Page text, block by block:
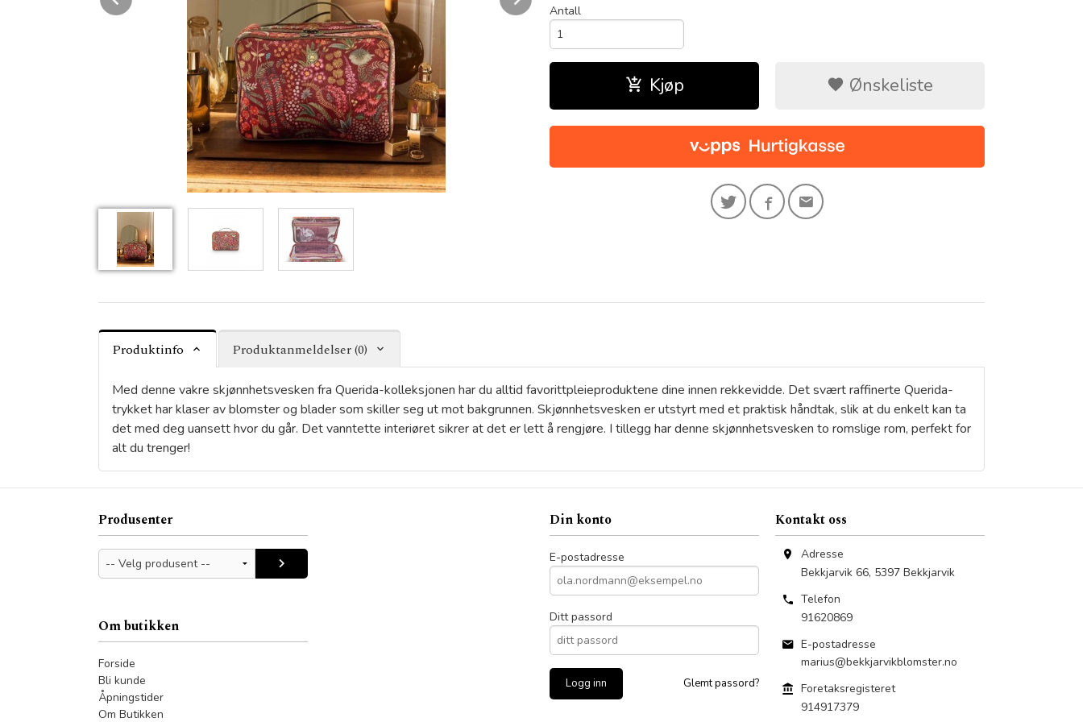
Antall
Kjøp Ønskeliste
Produktinfo Produktanmeldelser (0)
Med denne vakre skjønnhetsvesken fra Querida-kolleksjonen har du alltid favorittpleieproduktene dine innen rekkevidde. Det svært raffinerte Querida-
trykket har klaser av blomster og blader som skiller seg ut mot bakgrunnen. Skjønnhetsvesken er utstyrt med et praktisk håndtak, slik at du enkelt kan ta
det med deg uansett hvor du går. Det vanntette interiøret sikrer at det er lett å rengjøre. I tillegg har denne skjønnhetsvesken to romslige rom, perfekt for
alt du trenger!
Produsenter
Om butikken
Forside
Bli kunde
Åpningstider
Om Butikken
Din konto
E-postadresse
Ditt passord
Glemt passord?
Kontakt oss
Adresse
Bekkjarvik 66, 5397 Bekkjarvik
Telefon
91620869
E-postadresse
marius@bekkjarvikblomster.no
Foretaksregisteret
914917379